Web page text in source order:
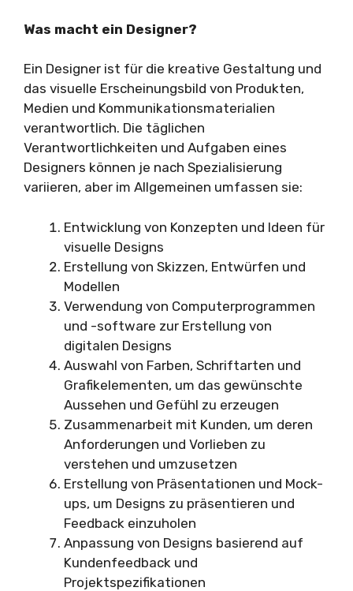
Was macht ein Designer?
Ein Designer ist für die kreative Gestaltung und
das visuelle Erscheinungsbild von Produkten,
Medien und Kommunikationsmaterialien
verantwortlich. Die täglichen
Verantwortlichkeiten und Aufgaben eines
Designers können je nach Spezialisierung
variieren, aber im Allgemeinen umfassen sie:
Entwicklung von Konzepten und Ideen für
visuelle Designs
Erstellung von Skizzen, Entwürfen und
Modellen
Verwendung von Computerprogrammen
und -software zur Erstellung von
digitalen Designs
Auswahl von Farben, Schriftarten und
Grafikelementen, um das gewünschte
Aussehen und Gefühl zu erzeugen
Zusammenarbeit mit Kunden, um deren
Anforderungen und Vorlieben zu
verstehen und umzusetzen
Erstellung von Präsentationen und Mock-
ups, um Designs zu präsentieren und
Feedback einzuholen
Anpassung von Designs basierend auf
Kundenfeedback und
Projektspezifikationen